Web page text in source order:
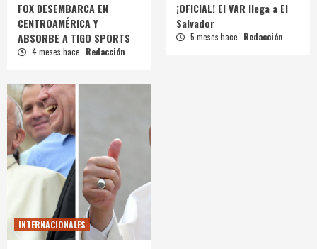
FOX DESEMBARCA EN
CENTROAMÉRICA Y
ABSORBE A TIGO SPORTS
4 meses hace Redacción
¡OFICIAL! El VAR llega a El
Salvador
5 meses hace Redacción
INTERNACIONALES